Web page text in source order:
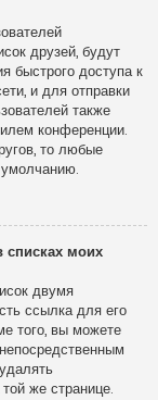
друзей, будут
быстрого доступа к
и для отправки
также
конференции.
то любые
списках моих
двумя
ссылка для его
того, вы можете
же странице.